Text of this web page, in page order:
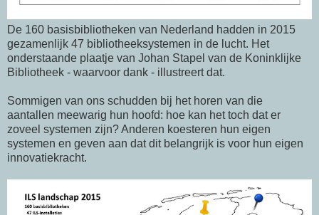
De 160 basisbibliotheken van Nederland hadden in 2015
gezamenlijk 47 bibliotheeksystemen in de lucht. Het
onderstaande plaatje van Johan Stapel van de Koninklijke
Bibliotheek - waarvoor dank - illustreert dat.
Sommigen van ons schudden bij het horen van die
aantallen meewarig hun hoofd: hoe kan het toch dat er
zoveel systemen zijn? Anderen koesteren hun eigen
systemen en geven aan dat dit belangrijk is voor hun eigen
innovatiekracht.